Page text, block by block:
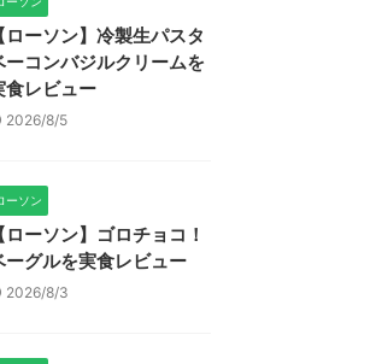
【ローソン】冷製生パスタ
ーコンバジルクリームを
食レビュー
2026/8/5
ーソン
【ローソン】ゴロチョコ！
ーグルを実食レビュー
2026/8/3